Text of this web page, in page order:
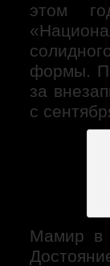
этом
формы.
за
с
Мамир в